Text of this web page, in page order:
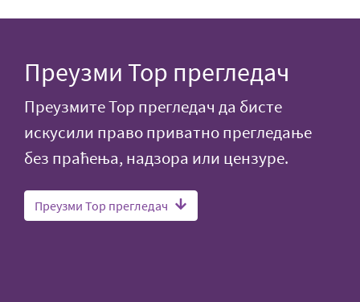
Преузми Тор прегледач
Преузмите Тор прегледач да бисте
искусили право приватно прегледање
без праћења, надзора или цензуре.
Преузми Тор прегледач